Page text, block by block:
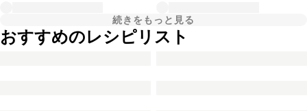
続きをもっと見る
おすすめのレシピリスト